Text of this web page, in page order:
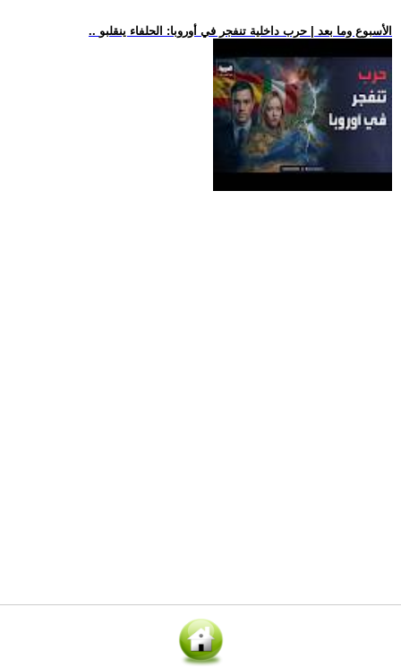
.. الأسبوع وما بعد | حرب داخلية تنفجر في أوروبا: الحلفاء ينقلبو